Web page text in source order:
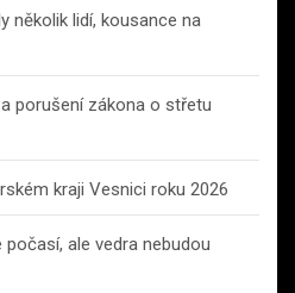
několik lidí, kousance na
porušení zákona o střetu
kraji Vesnici roku 2026
ale vedra nebudou